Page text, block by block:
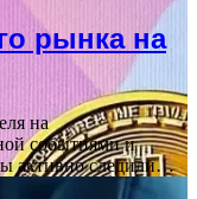
рынка на
на
событиями и
активно следили…